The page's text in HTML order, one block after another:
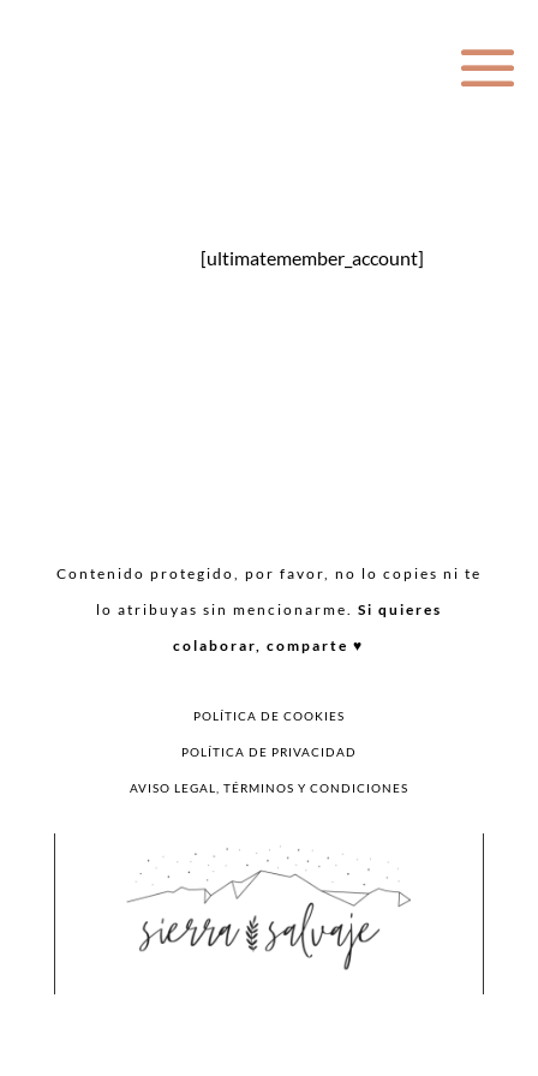
[ultimatemember_account]
Contenido protegido, por favor, no lo copies ni te
lo atribuyas sin mencionarme. Si quieres
colaborar, comparte ♥︎
POLÍTICA DE COOKIES
POLÍTICA DE PRIVACIDAD
AVISO LEGAL, TÉRMINOS Y CONDICIONES